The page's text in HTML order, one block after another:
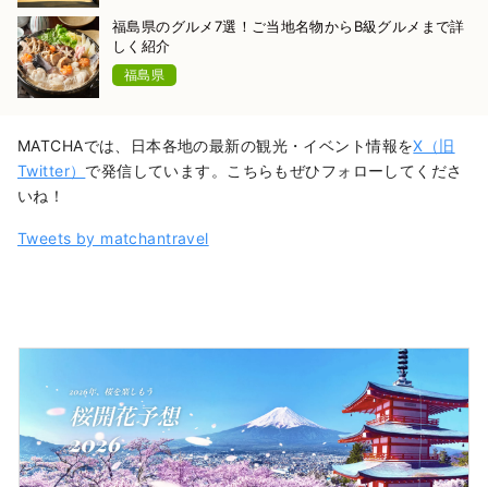
福島県のグルメ7選！ご当地名物からB級グルメまで詳
しく紹介
福島県
MATCHAでは、日本各地の最新の観光・イベント情報をX（旧
Twitter） で発信しています。こちらもぜひフォローしてくださ
いね！
Tweets by matchantravel